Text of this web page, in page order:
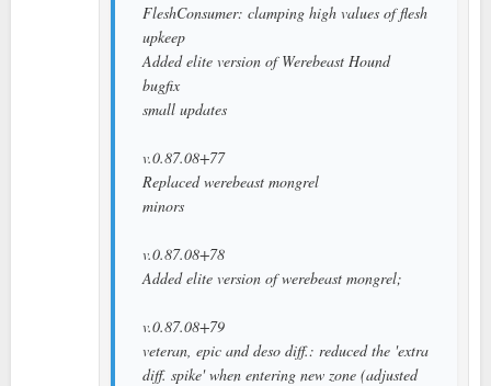
FleshConsumer: clamping high values of flesh
upkeep
Added elite version of Werebeast Hound
bugfix
small updates
v.0.87.08+77
Replaced werebeast mongrel
minors
v.0.87.08+78
Added elite version of werebeast mongrel;
v.0.87.08+79
veteran, epic and deso diff.: reduced the 'extra
diff. spike' when entering new zone (adjusted